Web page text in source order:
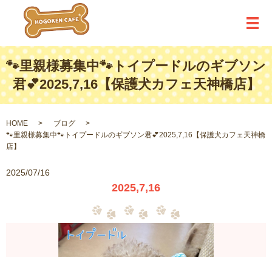
メ
🐾里親様募集中🐾トイプードルのギブソン
君💕2025,7,16【保護犬カフェ天神橋店】
HOME
ブログ
🐾里親様募集中🐾トイプードルのギブソン君💕2025,7,16【保護犬カフェ天神橋
店】
2025/07/16
2025,7,16